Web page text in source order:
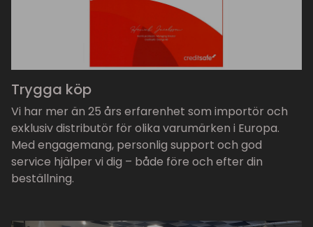
Trygga köp
Vi har mer än 25 års erfarenhet som importör och
exklusiv distributör för olika varumärken i Europa.
Med engagemang, personlig support och god
service hjälper vi dig – både före och efter din
beställning.